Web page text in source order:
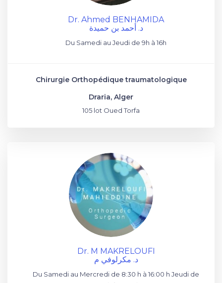
Dr. Ahmed BENHAMIDA
د. أحمد بن حميدة
Du Samedi au Jeudi de 9h à 16h
Chirurgie Orthopédique traumatologique
Draria, Alger
105 lot Oued Torfa
Dr. M MAKRELOUFI
د. مكرلوفي م
Du Samedi au Mercredi de 8:30 h à 16:00 h Jeudi de